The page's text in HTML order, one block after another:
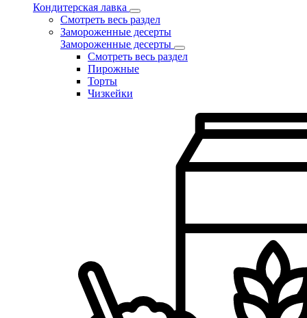
Кондитерская лавка
Смотреть весь раздел
Замороженные десерты
Замороженные десерты
Смотреть весь раздел
Пирожные
Торты
Чизкейки